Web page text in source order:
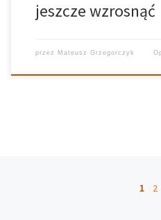
jeszcze wzrosnąć
przez Mateusz Grzegorczyk
Nawigacja po 1 2